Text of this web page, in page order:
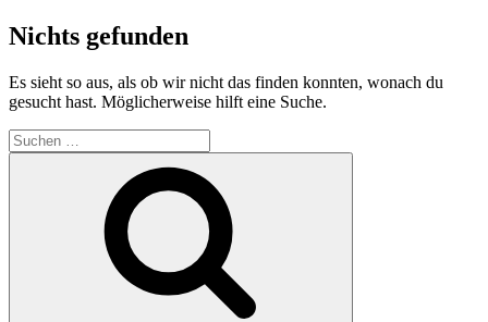
Nichts gefunden
Es sieht so aus, als ob wir nicht das finden konnten, wonach du
gesucht hast. Möglicherweise hilft eine Suche.
Suche
nach: